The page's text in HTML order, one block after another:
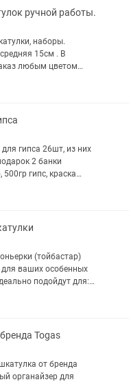
ручной работы.
наборы.
15см . В
любым цветом
с крышкой от5000
гипса 26шт, из них
2 банки
гипс, краска
2 коробки
(тойбастар)
ваших особенных
• любых праздников
Togas
от бренда
органайзер для